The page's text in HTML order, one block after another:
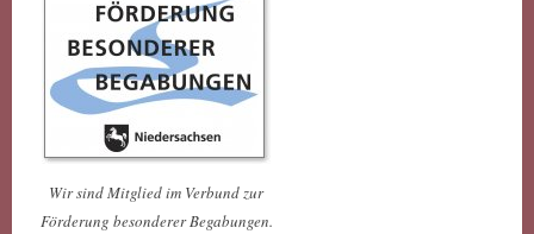
Wir sind Mitglied im Verbund zur
Förderung besonderer Begabungen.